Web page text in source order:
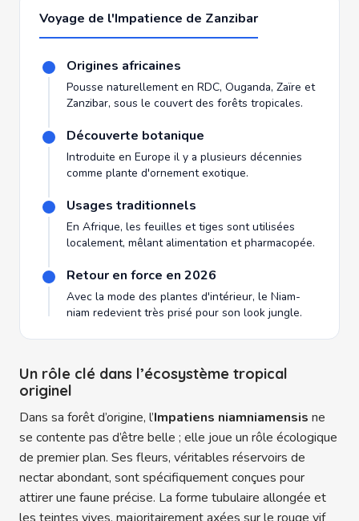
Voyage de l'Impatience de Zanzibar
Origines africaines
Pousse naturellement en RDC, Ouganda, Zaïre et
Zanzibar, sous le couvert des forêts tropicales.
Découverte botanique
Introduite en Europe il y a plusieurs décennies
comme plante d'ornement exotique.
Usages traditionnels
En Afrique, les feuilles et tiges sont utilisées
localement, mêlant alimentation et pharmacopée.
Retour en force en 2026
Avec la mode des plantes d'intérieur, le Niam-
niam redevient très prisé pour son look jungle.
Un rôle clé dans l’écosystème tropical
originel
Dans sa forêt d’origine, l’Impatiens niamniamensis ne
se contente pas d’être belle ; elle joue un rôle écologique
de premier plan. Ses fleurs, véritables réservoirs de
nectar abondant, sont spécifiquement conçues pour
attirer une faune précise. La forme tubulaire allongée et